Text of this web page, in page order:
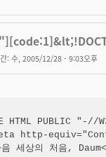
: 수, 2005/12/28 - 9:03오후
HTML PUBLIC
http-
세상의 처음,